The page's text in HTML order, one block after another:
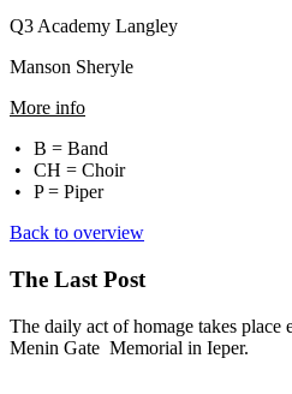
Q3 Academy Langley
Manson Sheryle
More info
B = Band
CH = Choir
P = Piper
Back to overview
The Last Post
The daily act of homage takes place
Menin Gate Memorial in Ieper.